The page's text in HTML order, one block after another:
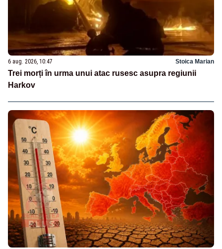
6 aug. 2026, 10:47 Stoica Marian
Trei morți în urma unui atac rusesc asupra regiunii
Harkov